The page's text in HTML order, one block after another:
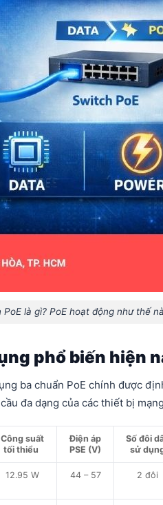
PoE là gì? PoE hoạt động như thế
phổ biến hiện
ba chuẩn PoE chính được
đa dạng của các thiết bị
Công suất
tối thiểu
Điện áp
PSE (V)
Số đôi
sử
12.95 W 44 – 57 2 đôi